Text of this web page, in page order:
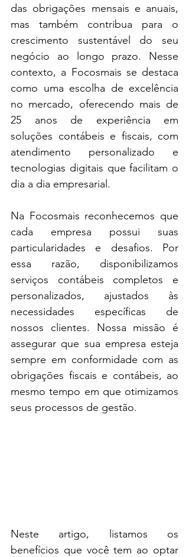
das obrigações mensais e anuais,
mas também contribua para o
crescimento sustentável do seu
negócio ao longo prazo. Nesse
contexto, a Focosmais se destaca
como uma escolha de excelência
no mercado, oferecendo mais de
25 anos de experiência em
soluções contábeis e fiscais, com
atendimento personalizado e
tecnologias digitais que facilitam o
dia a dia empresarial.
Na Focosmais reconhecemos que
cada empresa possui suas
particularidades e desafios. Por
essa razão, disponibilizamos
serviços contábeis completos e
personalizados, ajustados às
necessidades específicas de
nossos clientes. Nossa missão é
assegurar que sua empresa esteja
sempre em conformidade com as
obrigações fiscais e contábeis, ao
mesmo tempo em que otimizamos
seus processos de gestão.
Neste artigo, listamos os
benefícios que você tem ao optar